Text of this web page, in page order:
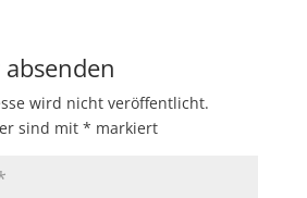
wird nicht veröffentlicht.
sind mit * markiert